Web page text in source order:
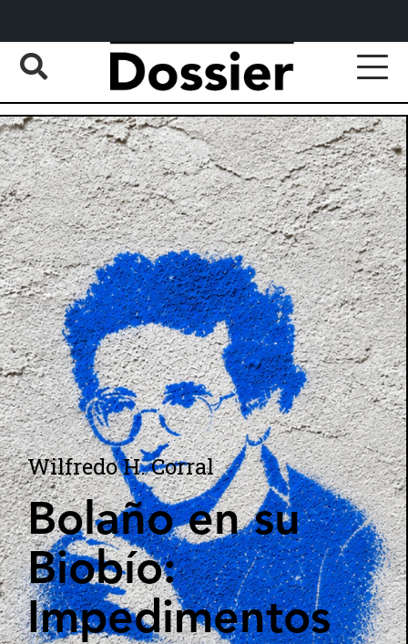
Wilfredo H. Corral
Bolaño en su
Biobío:
Impedimentos